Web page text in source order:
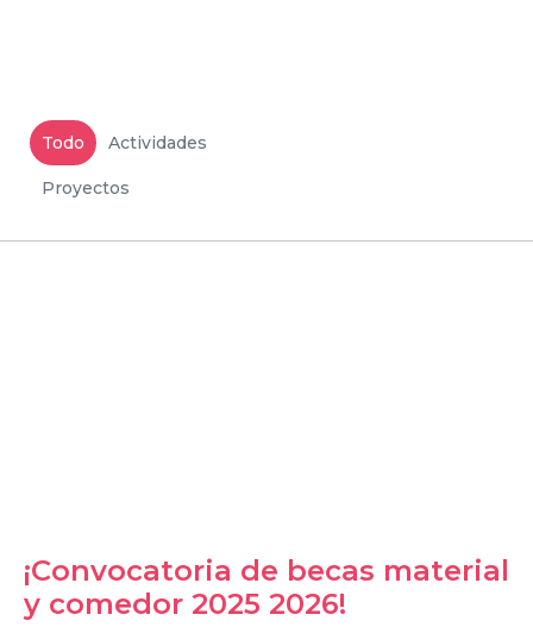
Actividades
Proyectos
Todo
¡Convocatoria de becas material
y comedor 2025 2026!